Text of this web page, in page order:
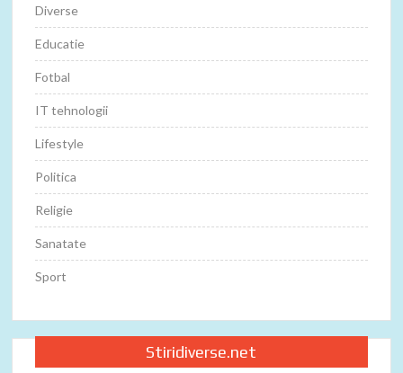
Diverse
Educatie
Fotbal
IT tehnologii
Lifestyle
Politica
Religie
Sanatate
Sport
Stiridiverse.net